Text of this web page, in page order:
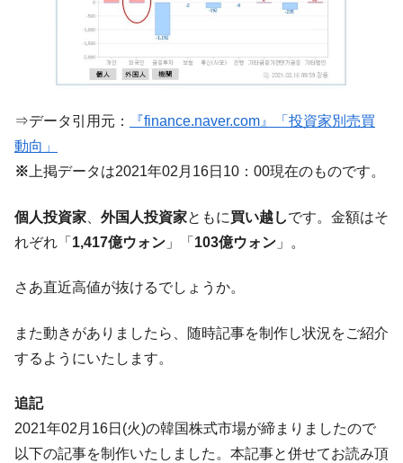
『Money1』
JPモルガン「韓国レバレッジETFの清算は
ほぼ終わった」
『Money1』
韓国『国民年金公団』株価暴落で200兆蒸
ャンペーン」⇒ あの名物教授も登場！
ぎ」では。
『Money1』
韓国鉄鋼最大手『POSCO』ズブズブ沈む。
営業利益80.2％も減少
にぶん殴る法案」提出！⇒ クーパン問題は合衆国企業に対
する差別。許してはおかぬ
『Money1』
韓国ボンクラ政策室長･金容範、株価暴落に
他人事のような発言。
業績「史上最高益」当期純利益は前年同期比13.4倍に。
『Money1』
韓国･加徳島新国際空港「またも暗礁」の危
機 ⇒ 10.7兆では損が出るからできない。
⇒データ引用元：
『finance.naver.com』「投資家別売買
動向」
※上掲データは2021年02月16日10：00現在のものです。
個人投資家 外国人投資家ともに買い越しです。金額はそ
れぞれ「 1,417億ウォン 」「 103億ウォン 」。
さあ直近高値が抜けるでしょうか。
また動きがありましたら、随時記事を制作し状況をご紹介
するようにいたします。
追記
2021年02月16日(火)の韓国株式市場が締まりましたので
以下の記事を制作いたしました。本記事と併せてお読み頂